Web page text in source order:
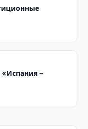
«Испания –